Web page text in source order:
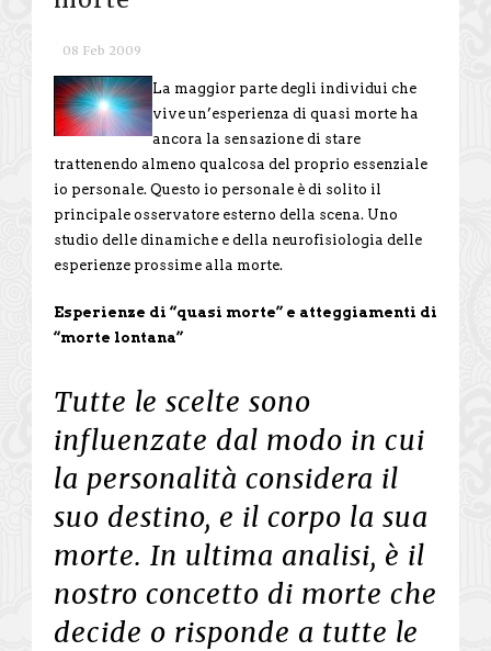
08 Feb 2009
La maggior parte degli individui che
vive un’esperienza di quasi morte ha
ancora la sensazione di stare
trattenendo almeno qualcosa del proprio essenziale
io personale. Questo io personale è di solito il
principale osservatore esterno della scena. Uno
studio delle dinamiche e della neurofisiologia delle
esperienze prossime alla morte.
Esperienze di “quasi morte” e atteggiamenti di
“morte lontana”
Tutte le scelte sono
influenzate dal modo in cui
la personalità considera il
suo destino, e il corpo la sua
morte. In ultima analisi, è il
nostro concetto di morte che
decide o risponde a tutte le